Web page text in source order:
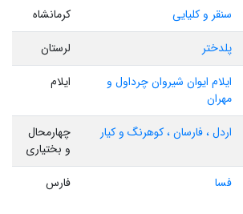
سنقر و کلیایی
کرمانشاه
پلدختر
لرستان
ایلام ایوان شیروان چرداول و
مهران
ایلام
اردل ، فارسان ، کوهرنگ و کیار
چهارمحال
و بختیاری
فسا فارس